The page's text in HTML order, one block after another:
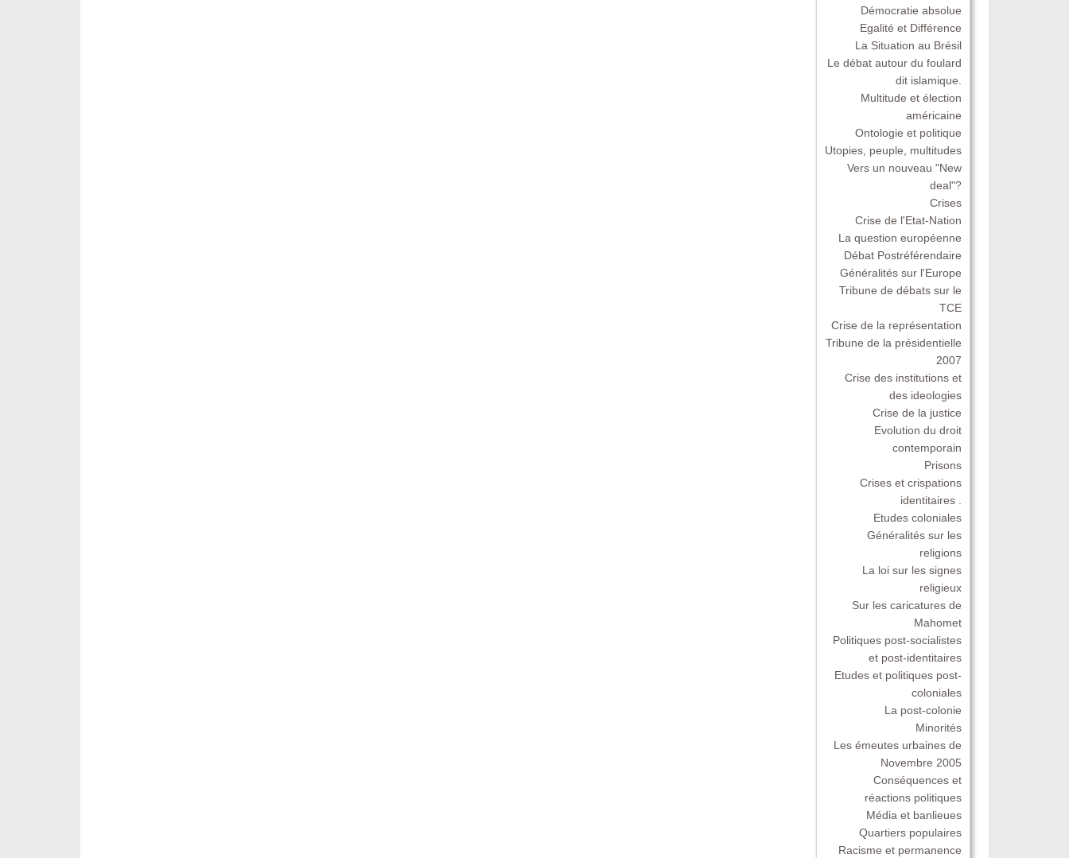
Démocratie absolue
Egalité et Différence
La Situation au Brésil
Le débat autour du foulard
dit islamique.
Multitude et élection
américaine
Ontologie et politique
Utopies, peuple, multitudes
Vers un nouveau "New
deal"?
Crises
Crise de l'Etat-Nation
La question européenne
Débat Postréférendaire
Généralités sur l'Europe
Tribune de débats sur le
TCE
Crise de la représentation
Tribune de la présidentielle
2007
Crise des institutions et
des ideologies
Crise de la justice
Evolution du droit
contemporain
Prisons
Crises et crispations
identitaires .
Etudes coloniales
Généralités sur les
religions
La loi sur les signes
religieux
Sur les caricatures de
Mahomet
Politiques post-socialistes
et post-identitaires
Etudes et politiques post-
coloniales
La post-colonie
Minorités
Les émeutes urbaines de
Novembre 2005
Conséquences et
réactions politiques
Média et banlieues
Quartiers populaires
Racisme et permanence